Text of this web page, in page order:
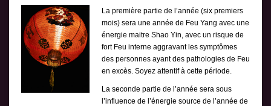
La première partie de l’année (six premiers
mois) sera une année de Feu Yang avec une
énergie maitre Shao Yin, avec un risque de
fort Feu interne aggravant les symptômes
des personnes ayant des pathologies de Feu
en excès. Soyez attentif à cette période.
La seconde partie de l’année sera sous
l’influence de l’énergie source de l’année de